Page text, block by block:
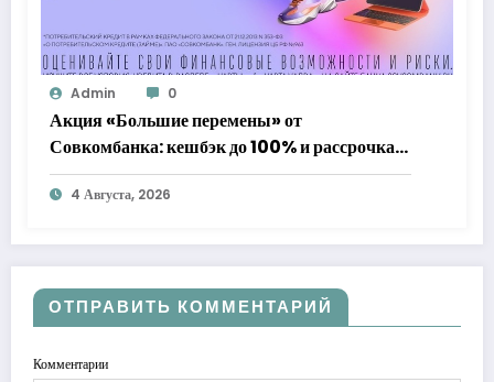
Admin 0
Акция «Большие перемены» от
Совкомбанка: кешбэк до 100% и рассрочка
до 24 месяцев с «Халвой»
4 Августа, 2026
ОТПРАВИТЬ КОММЕНТАРИЙ
Комментарии